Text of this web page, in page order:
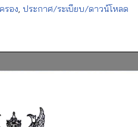
รอง, ประกาศ/ระเบียบ/ดาวน์โหลด